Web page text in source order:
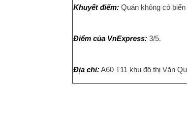
Khuyết điểm: Quán không có
Điểm của VnExpress: 3/5.
Địa chỉ:A60 T11 khu đô thị Văn